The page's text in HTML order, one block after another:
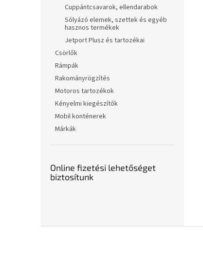
Cuppántcsavarok, ellendarabok
Sólyázó elemek, szettek és egyéb
hasznos termékek
Jetport Plusz és tartozékai
Csörlők
Rámpák
Rakományrögzítés
Motoros tartozékok
Kényelmi kiegészítők
Mobil konténerek
Márkák
Online fizetési lehetőséget
biztosítunk